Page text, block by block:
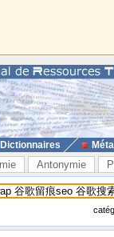
Dictionnaires
Antonymie